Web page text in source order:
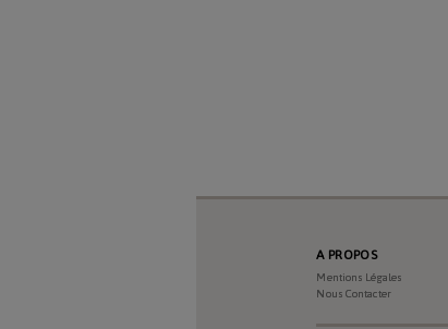
A PROPOS
Mentions Légales
Nous Contacter